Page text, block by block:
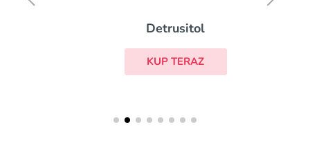
Detrusitol
KUP TERAZ